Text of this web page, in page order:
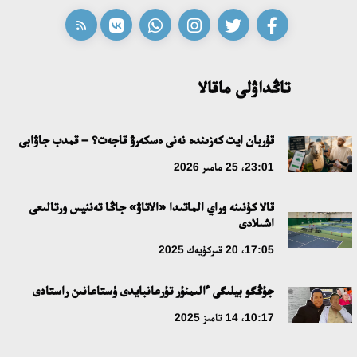
ابايدىڭ ادام تاربيەسى تۋرالى كوزقاراستارىنىڭ وزەكتىلىگى
مە؟
18:16، 20 شىلدە 2026
ۇلتتىق ءارحيۆتىڭ اشىلعانىنا 20 جىل: نەگىزگى جەتىستىكتەرى مەن
دامۋ باعىتى
مەملەكەت باسشىسى كوبەيتۇز كولىنىڭ جاي-كۇيىنە نازار اۋداردى
تاڭداۋلى ماقالا
قۇربان ايت كەزىندە نەنى ەسكەرۋ قاجەت؟ – قمدب جاۋابى
23:01، 25 مامىر 2026
قالا كۇنىنە وراي الماتىدا «الاتاۋ» جاڭا تەننيس ورتالىعى
اشىلادى
17:05، 20 قىركۇيەك 2025
جۇڭگو بيلىگى ءالىمنۇر تۇرعانبايدى ۇستاعانىن راستادى
10:17، 14 تامىز 2025